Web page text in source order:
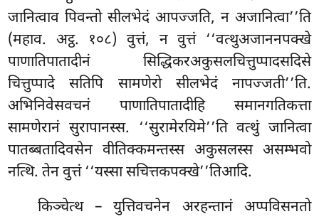
जानित्वाव पिवन्तो सीलभेदं आपज्जति, न अजानित्वा’’ति
(महाव. अट्ठ. १०८) वुत्तं, न वुत्तं ‘‘वत्थुअजाननपक्खे
पाणातिपातादीनं सिद्धिकरअकुसलचित्तुप्पादसदिसे
चित्तुप्पादे सतिपि सामणेरो सीलभेदं नापज्जती’’ति.
अभिनिवेसवचनं पाणातिपातादीहि समानगतिकत्ता
सामणेरानं सुरापानस्स. ‘‘सुरामेरयिमे’’ति वत्थुं जानित्वा
पातब्बतादिवसेन वीतिक्कमन्तस्स अकुसलस्स असम्भवो
नत्थि. तेन वुत्तं ‘‘यस्सा सचित्तकपक्खे’’तिआदि.
किञ्चेत्थ – युत्तिवचनेन अरहन्तानं अप्पविसनतो